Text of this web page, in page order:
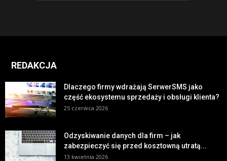
REDAKCJA
Dlaczego firmy wdrażają SerwerSMS jako
część ekosystemu sprzedaży i obsługi klienta?
25 czerwca 2026
Odzyskiwanie danych dla firm – jak
zabezpieczyć się przed kosztowną utratą...
13 kwietnia 2026